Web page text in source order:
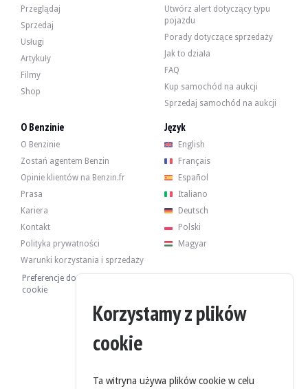
3,0-litrowy 6-cylindrowy silnik oryginalnie produkował 231 KM. Sprzedawca
Ostatnio udzielił następujących wywiadów:
- Wymień olej silnikowy.
- Wymiana filtra.
- Wymiana tylnych tarcz hamulcowych i klocków.
- Wymiana naczynia wzbiorczego.
- Wymiana węży płynu chłodzącego.
- Wymiana przepływomierza.
- 11/03/2009 : 81 008 km
- 06/05/2009 : 81,984 km
- 26/09/2014 : 127 967 km
- 30/06/2025: 197 674 km
- 05/08/2025: 199 018 km
Pojazd ma 4 oryginalne felgi w dobrym stanie i opony w dobrym stanie.
Sprzedawca jest profesjonalistą z siedzibą w Walencji w Hiszpanii i
Sprzedawca zdecydował się ustalić cenę rezerwową.
Przeglądaj
Sprzedaj
Usługi
Artykuły
Filmy
Shop
Utwórz alert dotyczący typu
pojazdu
Porady dotyczące sprzedaży
Jak to działa
FAQ
Kup samochód na aukcji
Sprzedaj samochód na aukcji
O Benzinie
O Benzinie
Zostań agentem Benzin
Opinie klientów na Benzin.fr
Prasa
Kariera
Kontakt
Polityka prywatności
Warunki korzystania i sprzedaży
Preferencje dotyczące plików
cookie
Język
English
Français
Español
Italiano
Deutsch
Polski
Magyar
Korzystamy z plików
cookie
Ta witryna używa plików cookie w celu